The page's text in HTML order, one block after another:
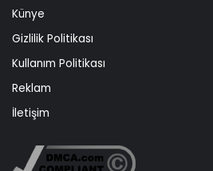
Künye
Gizlilik Politikası
Kullanım Politikası
Reklam
İletişim